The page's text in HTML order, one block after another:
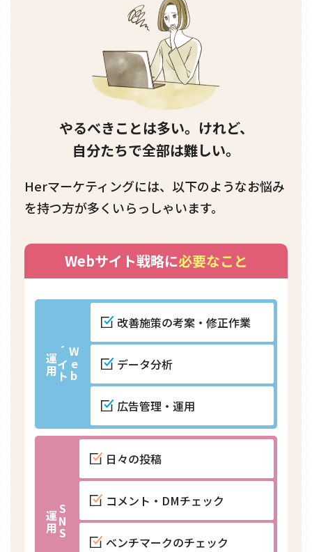
やるべきことは多い。けれど、
自分たちで全部は難しい。
Herマーケティングには、以下のようなお悩み
を持つ方が多くいらっしゃいます。
Webサイト戦略に必要なこと
W
e
b
サ
イ
ト
運
用
改善施策の考案・修正作業
データ分析
広告管理・運用
S
N
S
運
用
日々の投稿
コメント・DMチェック
ベンチマークのチェック